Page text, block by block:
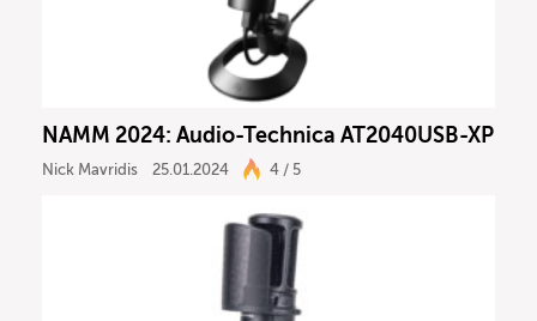
NAMM 2024: Audio-Technica AT2040USB-XP
Nick Mavridis 25.01.2024 4 / 5